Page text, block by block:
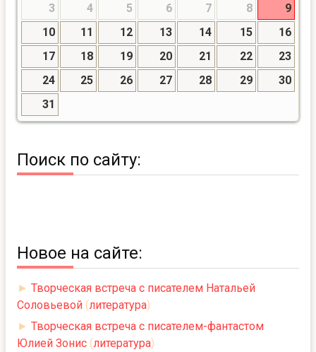
3
4 5 6 7 8
9
10
11 12 13 14 15
16
17
18 19 20 21 22
23
24
25 26 27 28 29
30
31
Поиск по сайту:
Новое на сайте:
► Творческая встреча с писателем Натальей
Соловьевой (литература)
► Творческая встреча с писателем-фантастом
Юлией Зонис (литература)